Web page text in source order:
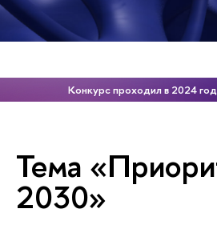
Конкурс проходил в 2024
Тема
2030»